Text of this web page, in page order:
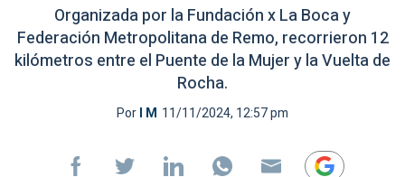
Organizada por la Fundación x La Boca y
Federación Metropolitana de Remo, recorrieron 12
kilómetros entre el Puente de la Mujer y la Vuelta de
Rocha.
PorI M 11/11/2024, 12:57 pm